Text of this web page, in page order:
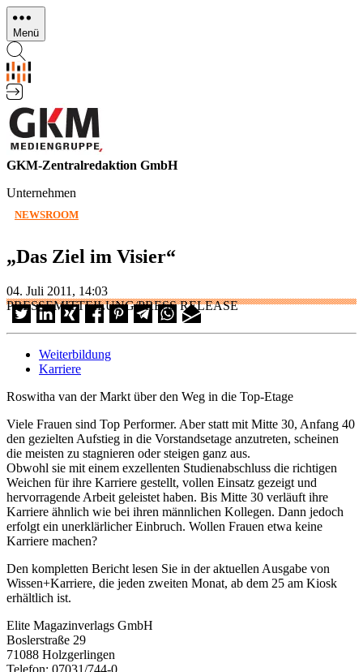
Direkt
zum
Inhalt
Menü
GKM-Zentralredaktion GmbH
Unternehmen
NEWSROOM
„Das Ziel im Visier“
04. Juli 2011, 14:03
PRESSEMITTEILUNG/PRESS RELEASE
Weiterbildung
Karriere
Roswitha van der Markt über den Weg in die Top-Etage
Viele Frauen sind Top Performer. Aber statt mit Mitte 30, Anfang 40
den gezielten Aufstieg in die Vorstandsetage anzutreten, scheinen
die meisten zu stagnieren oder steigen ganz aus.
Obwohl sie mit einem exzellenten Studienabschluss die richtigen
Weichen für ihre Karriere gestellt, vollen Einsatz gezeigt und
hervorragende Arbeit geleistet haben. Bis Mitte 30 verläuft ihre
Karriere ähnlich wie bei ihren männlichen Kollegen. Dann jedoch
erfolgt ein unerklärlicher Einbruch. Wollen Frauen etwa keine
Karriere machen?
Den kompletten Bericht lesen Sie in der aktuellen Ausgabe von
Wissen+Karriere, die jeden zweiten Monat, ab dem 25 am Kiosk
erhältlich ist.
Elite Magazinverlags GmbH
Boslerstraße 29
71088 Holzgerlingen
Telefon: 07031/744-0